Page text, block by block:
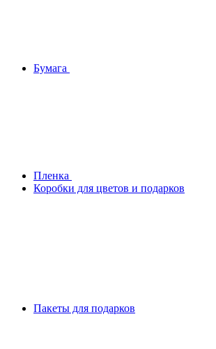
Бумага
Плeнка
Коробки для цветов и подарков
Пакеты для подарков